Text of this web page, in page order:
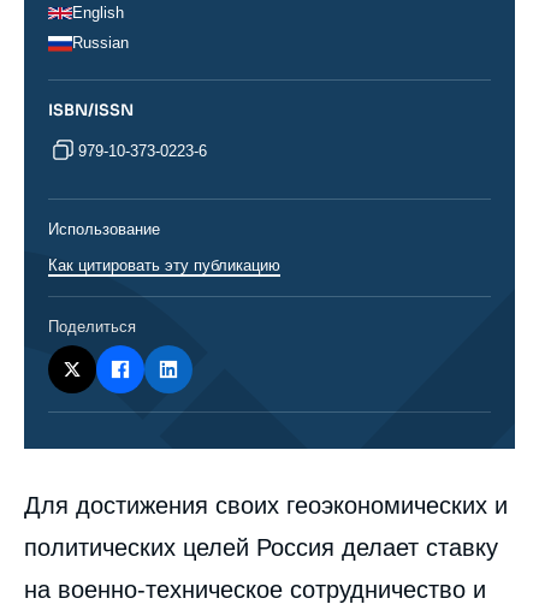
Corps
analyses
Для достижения своих геоэкономических и
политических целей Россия делает ставку
на военно-техническое сотрудничество и
English
Russian
ISBN/ISSN
979-10-373-0223-6
Использование
Как цитировать эту публикацию
Поделиться